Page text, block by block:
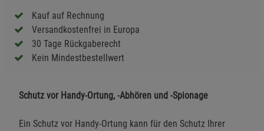
Kauf auf Rechnung
Versandkostenfrei in Europa
30 Tage Rückgaberecht
Kein Mindestbestellwert
Schutz vor Handy-Ortung, -Abhören und -Spionage
Ein Schutz vor Handy-Ortung kann für den Schutz Ihrer